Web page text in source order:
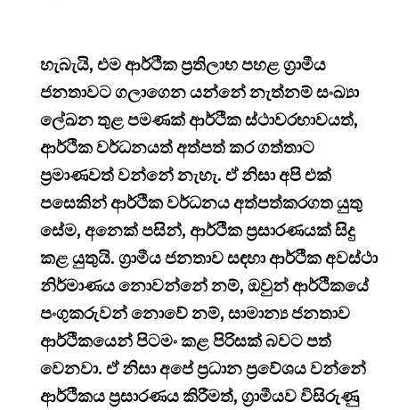
හැබැයි, එම ආර්ථික ප්‍රතිලාභ පහළ ග්‍රාමීය
ජනතාවට ගලාගෙන යන්නේ නැත්නම් සංඛ්‍යා
ලේඛන තුළ පමණක් ආර්ථික ස්ථාවරභාවයත්,
ආර්ථික වර්ධනයත් අත්පත් කර ගත්තාට
ප්‍රමාණවත් වන්නේ නැහැ. ඒ නිසා අපි එක්
පසෙකින් ආර්ථික වර්ධනය අත්පත්කරගත යුතු
සේම, අනෙක් පසින්, ආර්ථික ප්‍රසාරණයක් සිදු
කළ යුතුයි. ග්‍රාමීය ජනතාව සඳහා ආර්ථික අවස්ථා
නිර්මාණය නොවන්නේ නම්, ඔවුන් ආර්ථිකයේ
පංගුකරුවන් නොවේ නම්, සාමාන්‍ය ජනතාව
ආර්ථිකයෙන් පිටමං කළ පිරිසක් බවට පත්
වෙනවා. ඒ නිසා අපේ ප්‍රධාන ප්‍රවේශය වන්නේ
ආර්ථිකය ප්‍රසාරණය කිරීමත්, ග්‍රාමීයව විසිරුණු